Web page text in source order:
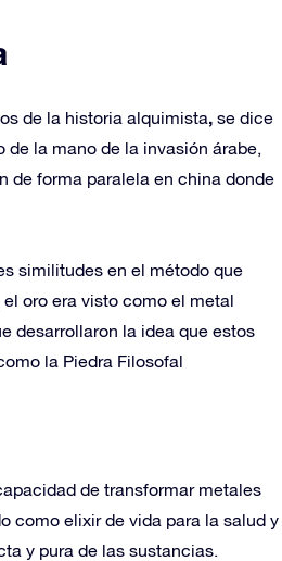
de la historia alquimista, se dice
de la mano de la invasión árabe,
de forma paralela en china donde
similitudes en el método que
oro era visto como el metal
desarrollaron la idea que estos
la Piedra Filosofal
de transformar metales
como elixir de vida para la salud y
y pura de las sustancias.